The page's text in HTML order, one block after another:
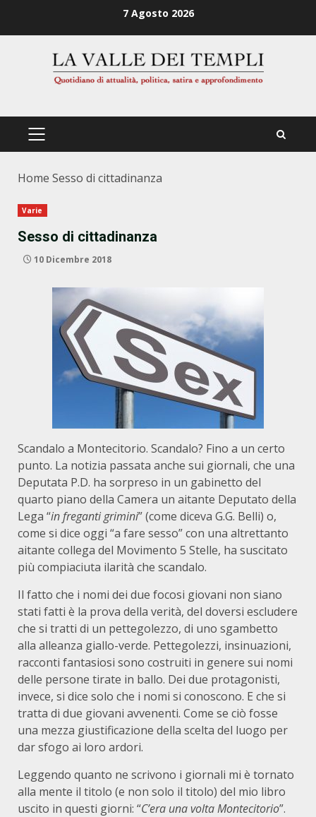
7 Agosto 2026
PRIMÄRES
Home Sesso di cittadinanza
Varie
Sesso di cittadinanza
10 Dicembre 2018
Scandalo a Montecitorio. Scandalo? Fino a un certo
punto. La notizia passata anche sui giornali, che una
Deputata P.D. ha sorpreso in un gabinetto del
quarto piano della Camera un aitante Deputato della
Lega “in freganti grimini” (come diceva G.G. Belli) o,
come si dice oggi “a fare sesso” con una altrettanto
aitante collega del Movimento 5 Stelle, ha suscitato
più compiaciuta ilarità che scandalo.
Il fatto che i nomi dei due focosi giovani non siano
stati fatti è la prova della verità, del doversi escludere
che si tratti di un pettegolezzo, di uno sgambetto
alla alleanza giallo-verde. Pettegolezzi, insinuazioni,
racconti fantasiosi sono costruiti in genere sui nomi
delle persone tirate in ballo. Dei due protagonisti,
invece, si dice solo che i nomi si conoscono. E che si
tratta di due giovani avvenenti. Come se ciò fosse
una mezza giustificazione della scelta del luogo per
dar sfogo ai loro ardori.
Leggendo quanto ne scrivono i giornali mi è tornato
alla mente il titolo (e non solo il titolo) del mio libro
uscito in questi giorni: “C’era una volta Montecitorio”.